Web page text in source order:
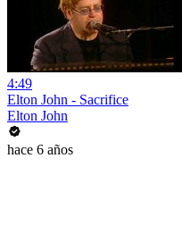
4:49
Elton John - Sacrifice
Elton John
hace 6 años